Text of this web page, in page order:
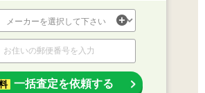
一括査定を依頼する